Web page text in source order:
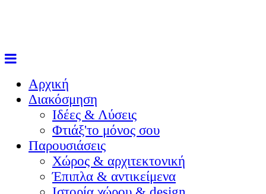
Αρχική
Διακόσμηση
Ιδέες & Λύσεις
Φτιάξ'το μόνος σου
Παρουσιάσεις
Χώρος & αρχιτεκτονική
Έπιπλα & αντικείμενα